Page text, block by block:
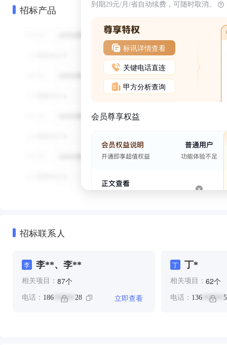
招标产品 到期29元/月/省自动续费，可随时取消。
标讯详情查看
关键电话直连
甲方分析查询
会员尊享权益
招标联系人
李 李**、李**
相关项目： 87个
电话： 186 ****** 28 立即查看
丁 丁*
相关项目： 62个
电话： 136******